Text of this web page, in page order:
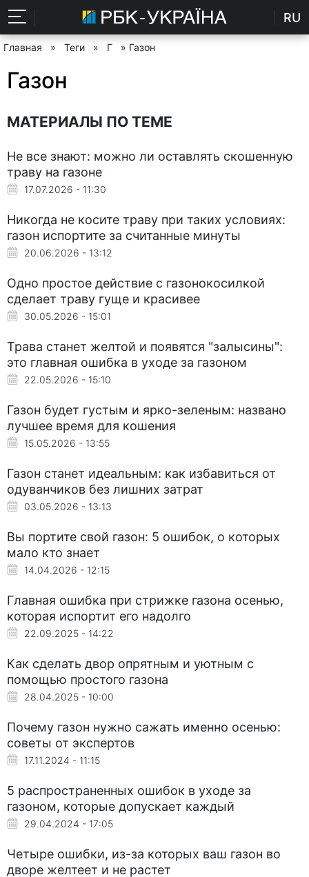
RU
Главная » Теги » Г » Газон
Газон
МАТЕРИАЛЫ ПО ТЕМЕ
Не все знают: можно ли оставлять скошенную
траву на газоне
17.07.2026 - 11:30
Никогда не косите траву при таких условиях:
газон испортите за считанные минуты
20.06.2026 - 13:12
Одно простое действие с газонокосилкой
сделает траву гуще и красивее
30.05.2026 - 15:01
Трава станет желтой и появятся "залысины":
это главная ошибка в уходе за газоном
22.05.2026 - 15:10
Газон будет густым и ярко-зеленым: названо
лучшее время для кошения
15.05.2026 - 13:55
Газон станет идеальным: как избавиться от
одуванчиков без лишних затрат
03.05.2026 - 13:13
Вы портите свой газон: 5 ошибок, о которых
мало кто знает
14.04.2026 - 12:15
Главная ошибка при стрижке газона осенью,
которая испортит его надолго
22.09.2025 - 14:22
Как сделать двор опрятным и уютным с
помощью простого газона
28.04.2025 - 10:00
Почему газон нужно сажать именно осенью:
советы от экспертов
17.11.2024 - 11:15
5 распространенных ошибок в уходе за
газоном, которые допускает каждый
29.04.2024 - 17:05
Четыре ошибки, из-за которых ваш газон во
дворе желтеет и не растет